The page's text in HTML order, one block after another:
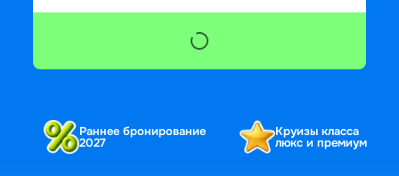
Раннее бронирование
2027
Круизы класса
люкс и премиум